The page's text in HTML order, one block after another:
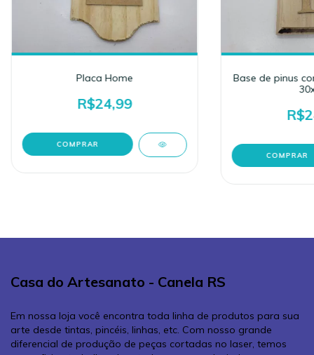
Placa Home
R$24,99
Base de pinus
Casa do Artesanato - Canela RS
Em nossa loja você encontra toda linha de produtos para sua
arte desde tintas, pincéis, linhas, etc. Com nosso grande
diferencial de produção de peças cortadas no laser, temos